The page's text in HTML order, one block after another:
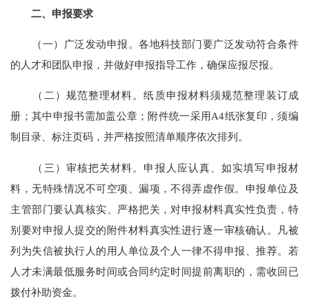
二、申报要求
（一）广泛发动申报。各地科技部门要广泛发动符合条件
的人才和团队申报，并做好申报指导工作，确保应报尽报。
（二）规范整理材料。纸质申报材料须规范整理装订成
册；其中申报书需加盖公章；附件统一采用A4纸张复印，须编
制目录、标注页码，并严格按照清单顺序依次排列。
（三）审核把关材料。申报人应认真、如实填写申报材
料，无特殊情况不可空项、漏项，不得弄虚作假。申报单位及
主管部门要认真核实、严格把关，对申报材料真实性负责，特
别要对申报人提交的附件材料真实性进行逐一审核确认。凡被
列为失信被执行人的用人单位及个人一律不得申报、推荐。若
人才未满最低服务时间或合同约定时间提前离职的，需收回已
拨付补助资金。